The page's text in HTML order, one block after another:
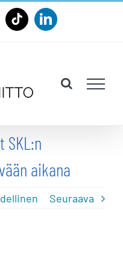
TiktokLinkedIn
SKL:n
aikana
Seuraava